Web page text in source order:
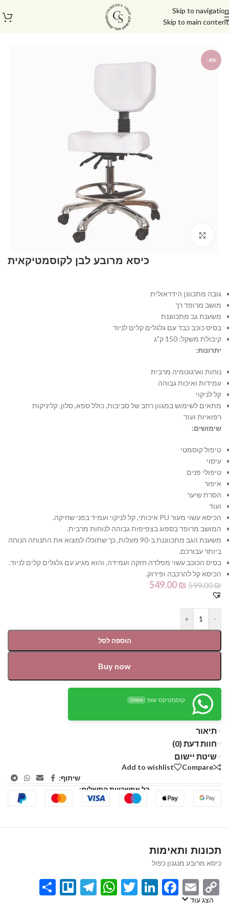
Skip to navigation
Skip to main content
עמוד הבית
-8%
Click to enlarge
כיסא מרובע לבן לקוסמטיקאית
גובה מתכוונן הידראולית
מושב מרופד רך
משענת גב מתכווננת
בסיס כוכב כבד עם גלגלים קלים לניוד
קיבולת משקל: 150 ק"ג
יתרונות:
נוחות וארגונומיה מרבית
עמידות ואיכות גבוהה
קל לניקוי
מתאים לשימוש במגוון רחב של סביבות, כולל ספא, סלון, קליניקות
רפואיות ועוד
שימושים:
טיפול קוסמטי
עיסוי
טיפולי פנים
איפור
הסרת שיער
ועוד
הכיסא עשוי מעור PU איכותי, קל לניקוי ועמיד בפני שחיקה.
המושב מרופד בספוג בצפיפות גבוהה לנוחות מרבית.
משענת הגב מתכווננת ב-90 מעלות, כך שתוכלו למצוא את התנוחה הנוחה
ביותר עבורכם.
בסיס הכוכב עשוי מפלדה חזקה ועמידה, והוא מגיע עם גלגלים קלים לניוד.
הכיסא קל להרכבה ופירוק.
599.00₪
549.00₪
-
+
הוספה לסל
Buy now
קוסמטיקס שופ Online
תיאור
חוות דעת (0)
שיטת יישום
Compare
Add to wishlist
שיתוף:
כל אפשרויות התשלום:
תכונות ותאימות
כיסא מרובע מנגנון כפול
Copy
Link
Email
Facebook
LinkedIn
Twitter
WhatsApp
Telegram
Trello
הצג עוד